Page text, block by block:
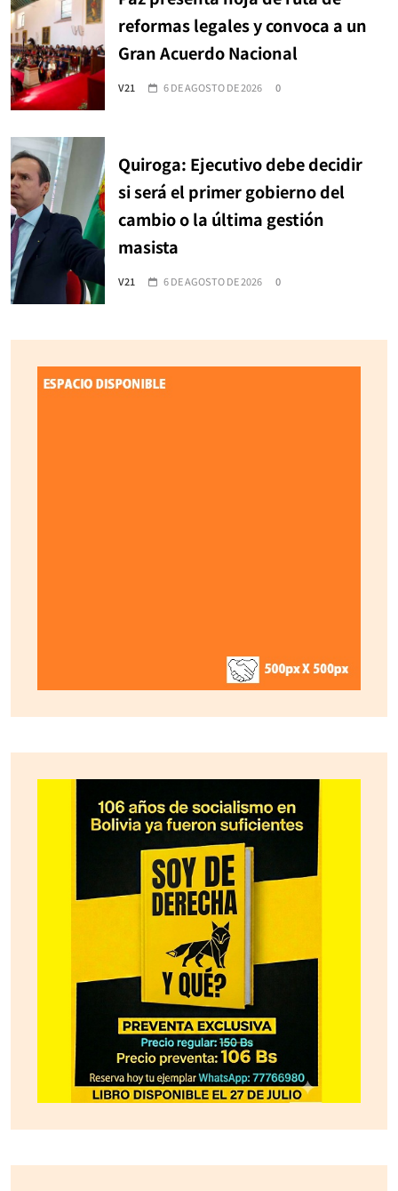
reformas legales y convoca a un
Gran Acuerdo Nacional
V21 6 DE AGOSTO DE 2026 0
Quiroga: Ejecutivo debe decidir
si será el primer gobierno del
cambio o la última gestión
masista
V21 6 DE AGOSTO DE 2026 0